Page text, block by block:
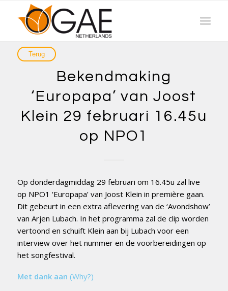
Bekendmaking
‘Europapa’ van Joost
Klein 29 februari 16.45u
op NPO1
Op donderdagmiddag 29 februari om 16.45u zal live
op NPO1 ‘Europapa’ van Joost Klein in première gaan.
Dit gebeurt in een extra aflevering van de ‘Avondshow’
van Arjen Lubach. In het programma zal de clip worden
vertoond en schuift Klein aan bij Lubach voor een
interview over het nummer en de voorbereidingen op
het songfestival.
Met dank aan (Why?)